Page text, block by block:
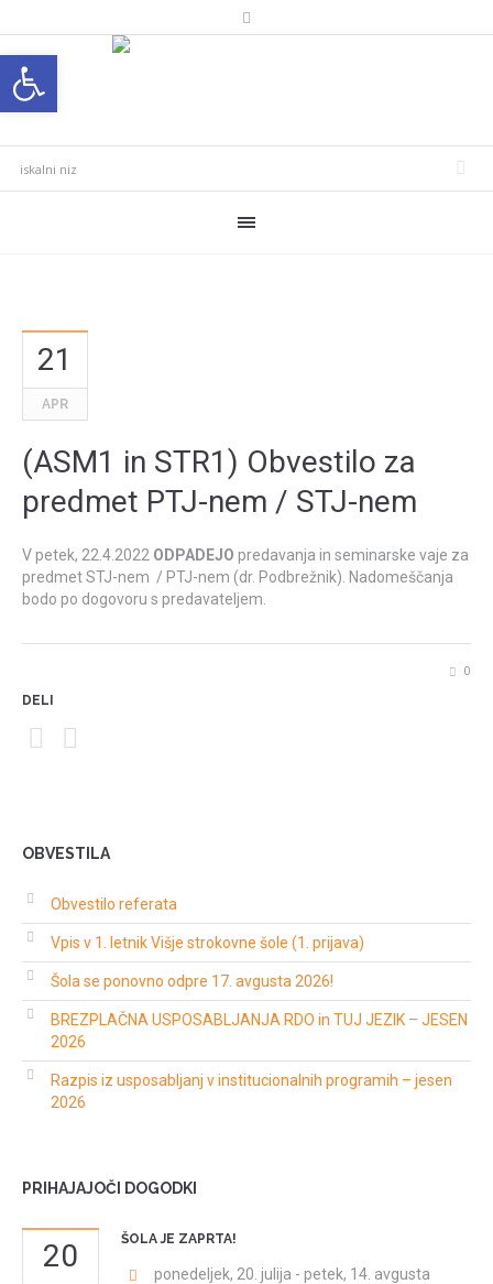
21
APR
(ASM1 in STR1) Obvestilo za
predmet PTJ-nem / STJ-nem
V petek, 22.4.2022 ODPADEJO predavanja in seminarske vaje za
predmet STJ-nem / PTJ-nem (dr. Podbrežnik). Nadomeščanja
bodo po dogovoru s predavateljem.
0
DELI
OBVESTILA
Obvestilo referata
Vpis v 1. letnik Višje strokovne šole (1. prijava)
Šola se ponovno odpre 17. avgusta 2026!
BREZPLAČNA USPOSABLJANJA RDO in TUJ JEZIK – JESEN
2026
Razpis iz usposabljanj v institucionalnih programih – jesen
2026
PRIHAJAJOČI DOGODKI
20 ŠOLA JE ZAPRTA!
ponedeljek, 20. julija - petek, 14. avgusta
Open toolbar